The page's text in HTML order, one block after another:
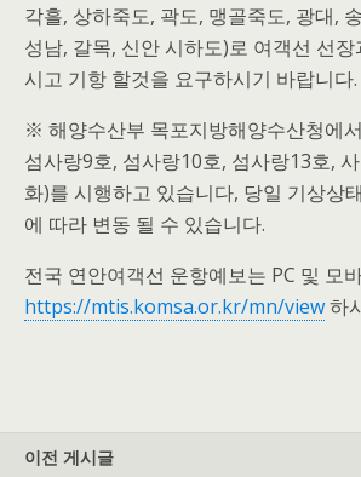
각흘, 상하죽도, 곽도, 맹골죽도, 광대,
성남, 갈목, 신안 시하도)로 여객선 선
시고 기항 할것을 요구하시기 바랍니다.
※ 해양수산부 목포지방해양수산청에
섬사랑9호, 섬사랑10호, 섬사랑13호,
화)를 시행하고 있습니다, 당일 기상상
에 따라 변동 될 수 있습니다.
전국 연안여객선 운항예보는 PC 및 모
https://mtis.komsa.or.kr/mn/view하
이전 게시글